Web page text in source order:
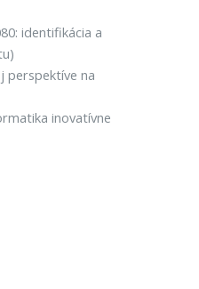
identifikácia a
perspektíve na
inovatívne